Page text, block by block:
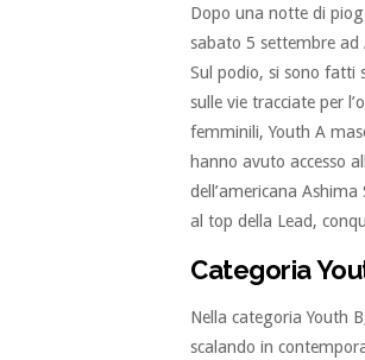
Dopo una notte di
sabato 5 settembre ad
Sul podio, si sono fatti
sulle vie tracciate per
femminili, Youth A
hanno avuto accesso
dell’americana
al top della Lead,
Categoria
Nella categoria Youth
scalando in